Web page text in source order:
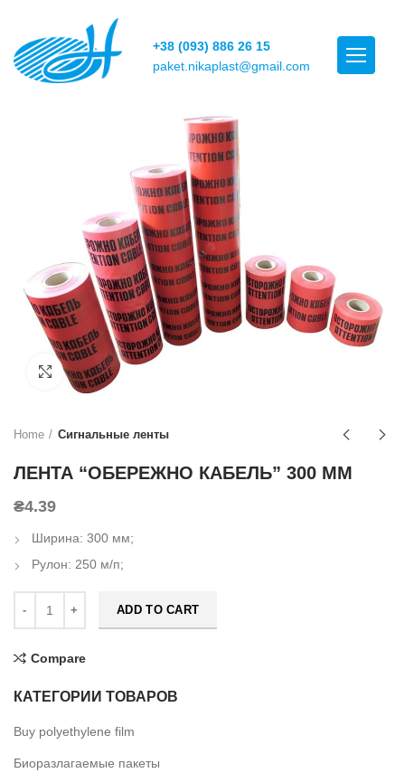
+38 (093) 886 26 15
paket.nikaplast@gmail.com
Click to enlarge
Home Сигнальные ленты
ЛЕНТА “ОБЕРЕЖНО КАБЕЛЬ” 300 ММ
₴4.39
Ширина: 300 мм;
Рулон: 250 м/п;
ADD TO CART
Compare
КАТЕГОРИИ ТОВАРОВ
Buy polyethylene film
Биоразлагаемые пакеты